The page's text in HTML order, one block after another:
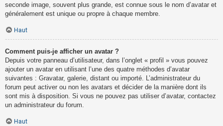
seconde image, souvent plus grande, est connue sous le nom d’avatar et
généralement est unique ou propre à chaque membre.
Haut
Comment puis-je afficher un avatar ?
Depuis votre panneau d’utilisateur, dans l’onglet « profil » vous pouvez
ajouter un avatar en utilisant l’une des quatre méthodes d’avatar
suivantes : Gravatar, galerie, distant ou importé. L’administrateur du
forum peut activer ou non les avatars et décider de la manière dont ils
sont mis à disposition. Si vous ne pouvez pas utiliser d’avatar, contactez
un administrateur du forum.
Haut